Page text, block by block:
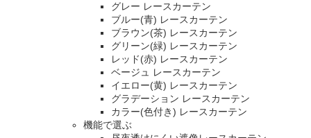
グレー レースカーテン
ブルー(青) レースカーテン
ブラウン(茶) レースカーテン
グリーン(緑) レースカーテン
レッド(赤) レースカーテン
ベージュ レースカーテン
イエロー(黄) レースカーテン
グラデーション レースカーテン
カラー(色付き) レースカーテン
機能で選ぶ